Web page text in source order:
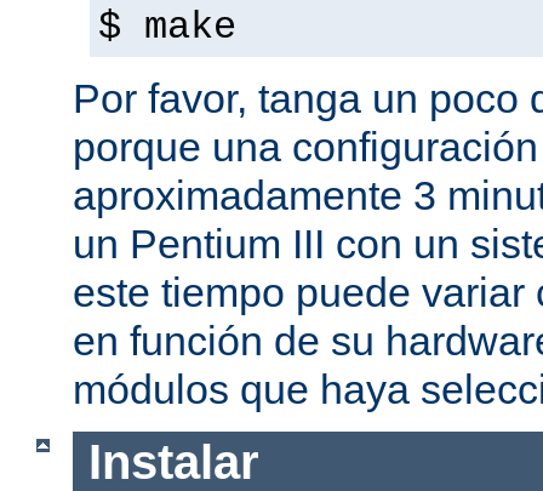
$ make
Por favor, tanga un poco
porque una
aproximadamente 3
un Pentium III con un
este tiempo puede
en función de su
módulos que haya
Instalar